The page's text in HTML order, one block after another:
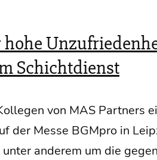
Schichtdienst
von MAS Part­ners
der Mes­se BGM­pro in
ande­rem um die